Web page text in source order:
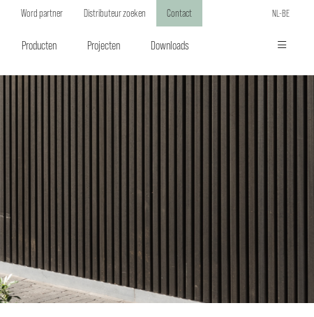
NL-BE
Word partner Distributeur zoeken Contact
Producten Projecten Downloads